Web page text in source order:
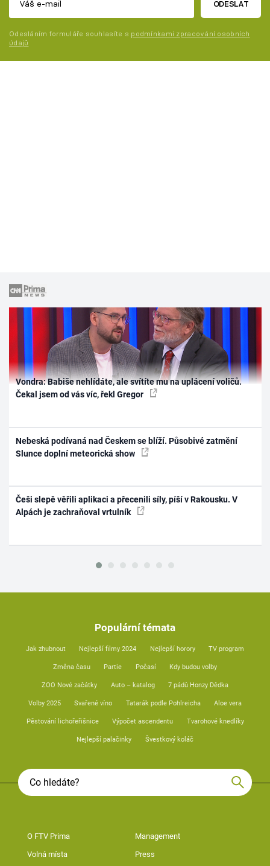
ODESLAT
Odesláním formuláře souhlasíte s podmínkami zpracování osobních
údajů
Vondra: Babiše nehlídáte, ale svítíte mu na uplácení voličů.
Čekal jsem od vás víc, řekl Gregor
Nebeská podívaná nad Českem se blíží. Působivé zatmění
Slunce doplní meteorická show
Češi slepě věřili aplikaci a přecenili síly, píší v Rakousku. V
Alpách je zachraňoval vrtulník
Populární témata
Jak zhubnout Nejlepší filmy 2024 Nejlepší horory TV program
Změna času Partie Počasí Kdy budou volby
ZOO Nové začátky Auto – katalog 7 pádů Honzy Dědka
Volby 2025 Svařené víno Tatarák podle Pohlreicha Aloe vera
Pěstování lichořeřišnice Výpočet ascendentu Tvarohové knedlíky
Nejlepší palačinky Švestkový koláč
O FTV Prima Management
Volná místa Press